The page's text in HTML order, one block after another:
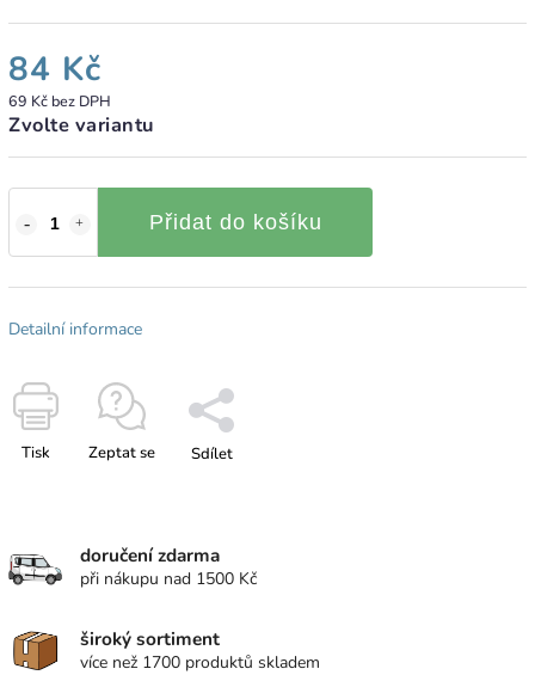
84 Kč
69 Kč bez DPH
Zvolte variantu
Přidat do košíku
Detailní informace
Tisk Zeptat se Sdílet
doručení zdarma
při nákupu nad 1500 Kč
široký sortiment
více než 1700 produktů skladem